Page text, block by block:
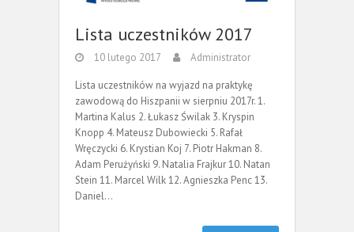
Lista uczestników 2017
10 lutego 2017 Administrator
Lista uczestników na wyjazd na praktykę
zawodową do Hiszpanii w sierpniu 2017r. 1.
Martina Kalus 2. Łukasz Świlak 3. Kryspin
Knopp 4. Mateusz Dubowiecki 5. Rafał
Wręczycki 6. Krystian Koj 7. Piotr Hakman 8.
Adam Perużyński 9. Natalia Frajkur 10. Natan
Stein 11. Marcel Wilk 12. Agnieszka Penc 13.
Daniel…